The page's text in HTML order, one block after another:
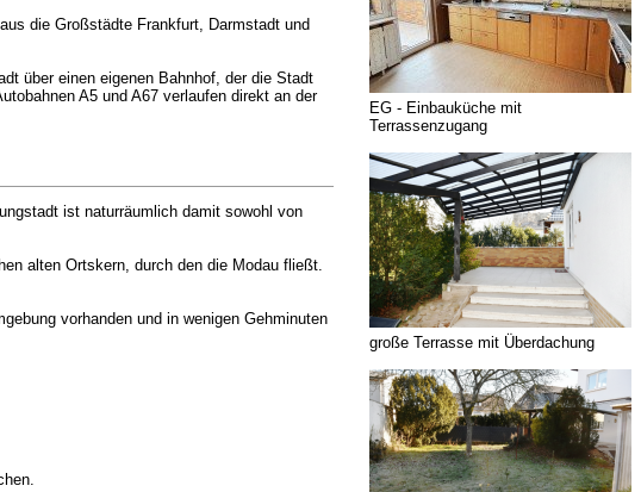
die Großstädte Frankfurt, Darmstadt und
über einen eigenen Bahnhof, der die Stadt
A5 und A67 verlaufen direkt an der
ist naturräumlich damit sowohl von
alten Ortskern, durch den die Modau fließt.
vorhanden und in wenigen Gehminuten
EG - Einbauküche mit
Terrassenzugang
große Terrasse mit Überdachung